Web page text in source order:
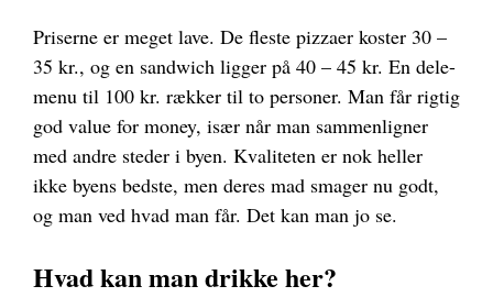
Priserne er meget lave. De fleste pizzaer koster 30 –
35 kr., og en sandwich ligger på 40 – 45 kr. En dele-
menu til 100 kr. rækker til to personer. Man får rigtig
god value for money, især når man sammenligner
med andre steder i byen. Kvaliteten er nok heller
ikke byens bedste, men deres mad smager nu godt,
og man ved hvad man får. Det kan man jo se.
Hvad kan man drikke her?